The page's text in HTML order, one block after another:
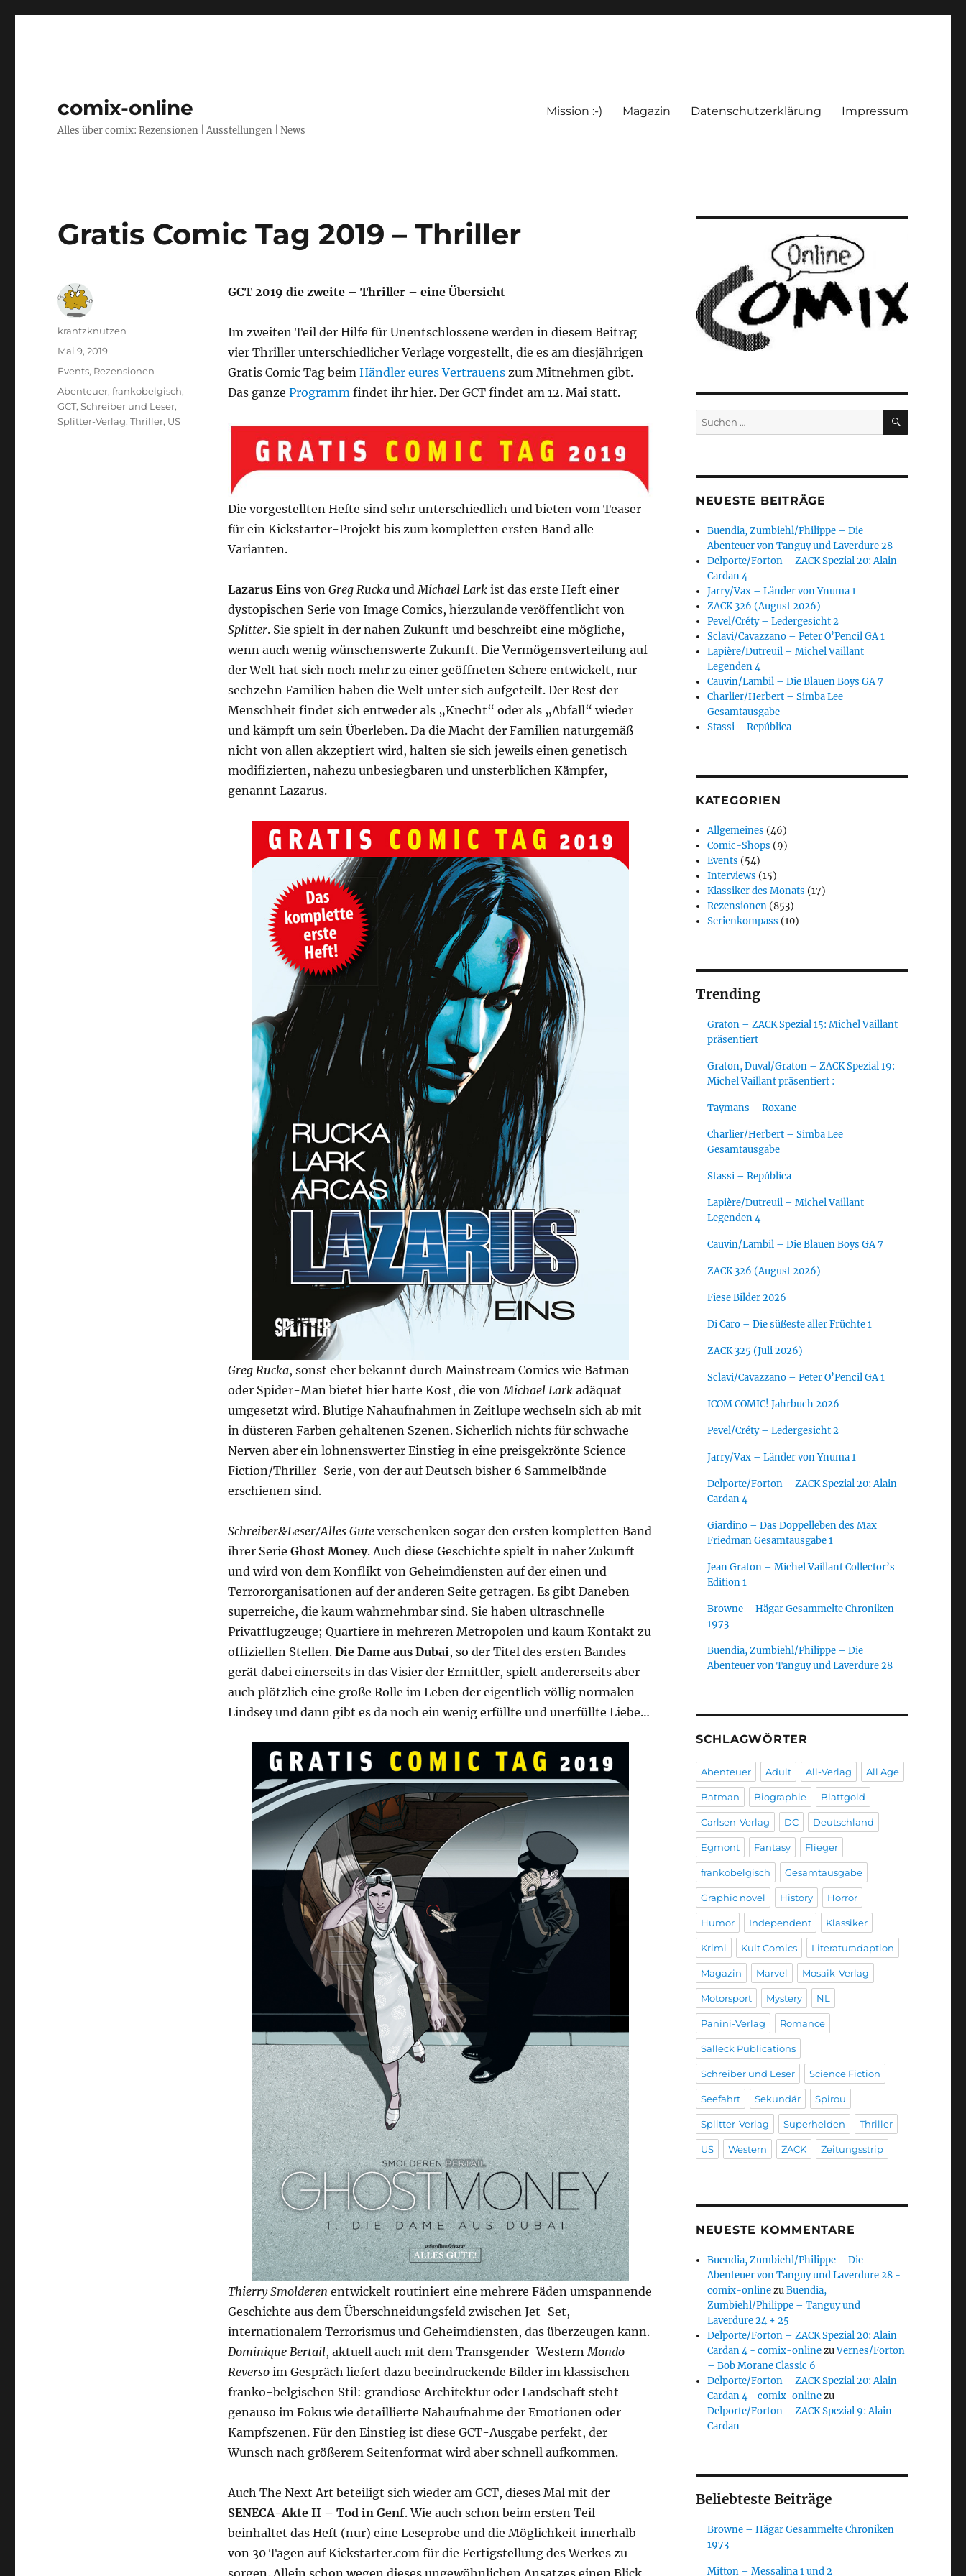
comix-online
Alles über comix: Rezensionen | Ausstellungen | News
Mission :-) Magazin Datenschutzerklärung Impressum
Gratis Comic Tag 2019 – Thriller
GCT 2019 die zweite – Thriller – eine Übersicht
Im zweiten Teil der Hilfe für Unentschlossene werden in diesem Beitrag
vier Thriller unterschiedlicher Verlage vorgestellt, die es am diesjährigen
Gratis Comic Tag beim Händler eures Vertrauenszum Mitnehmen gibt.
Das ganze Programmfindet ihr hier. Der GCT findet am 12. Mai statt.
Die vorgestellten Hefte sind sehr unterschiedlich und bieten vom Teaser
für ein Kickstarter-Projekt bis zum kompletten ersten Band alle
Varianten.
Lazarus Einsvon Greg RuckaundMichael Larkist das erste Heft einer
dystopischen Serie von Image Comics, hierzulande veröffentlicht von
Splitter. Sie spielt in der nahen Zukunft und beschreibt eine mögliche,
wenn auch wenig wünschenswerte Zukunft. Die Vermögensverteilung auf
der Welt hat sich noch mehr zu einer geöffneten Schere entwickelt, nur
sechzehn Familien haben die Welt unter sich aufgeteilt. Der Rest der
Menschheit findet sich entweder als „Knecht“ oder als „Abfall“ wieder
und kämpft um sein Überleben. Da die Macht der Familien naturgemäß
nicht von allen akzeptiert wird, halten sie sich jeweils einen genetisch
modifizierten, nahezu unbesiegbaren und unsterblichen Kämpfer,
genannt Lazarus.
Greg Rucka, sonst eher bekannt durch Mainstream Comics wie Batman
oder Spider-Man bietet hier harte Kost, die vonMichael Larkadäquat
umgesetzt wird. Blutige Nahaufnahmen in Zeitlupe wechseln sich ab mit
in düsteren Farben gehaltenen Szenen. Sicherlich nichts für schwache
Nerven aber ein lohnenswerter Einstieg in eine preisgekrönte Science
Fiction/Thriller-Serie, von der auf Deutsch bisher 6 Sammelbände
erschienen sind.
Schreiber&Leser/Alles Guteverschenken sogar den ersten kompletten Band
ihrer Serie Ghost Money. Auch diese Geschichte spielt in naher Zukunft
und wird von dem Konflikt von Geheimdiensten auf der einen und
Terrororganisationen auf der anderen Seite getragen. Es gibt Daneben
superreiche, die kaum wahrnehmbar sind. Sie haben ultraschnelle
Privatflugzeuge; Quartiere in mehreren Metropolen und kaum Kontakt zu
offiziellen Stellen. Die Dame aus Dubai, so der Titel des ersten Bandes
gerät dabei einerseits in das Visier der Ermittler, spielt andererseits aber
auch plötzlich eine große Rolle im Leben der eigentlich völlig normalen
Lindsey und dann gibt es da noch ein wenig erfüllte und unerfüllte Liebe…
Thierry Smolderen entwickelt routiniert eine mehrere Fäden umspannende
Geschichte aus dem Überschneidungsfeld zwischen Jet-Set,
internationalem Terrorismus und Geheimdiensten, das überzeugen kann.
Dominique Bertail, aktuell auch mit dem Transgender-WesternMondo
Reversoim Gespräch liefert dazu beeindruckende Bilder im klassischen
franko-belgischen Stil: grandiose Architektur oder Landschaft steht
genauso im Fokus wie detaillierte Nahaufnahme der Emotionen oder
Kampfszenen. Für den Einstieg ist diese GCT-Ausgabe perfekt, der
Wunsch nach größerem Seitenformat wird aber schnell aufkommen.
Auch The Next Art beteiligt sich wieder am GCT, dieses Mal mit der
SENECA-Akte II – Tod in Genf. Wie auch schon beim ersten Teil
beinhaltet das Heft (nur) eine Leseprobe und die Möglichkeit innerhalb
von 30 Tagen auf Kickstarter.com für die Fertigstellung des Werkes zu
sorgen. Allein schon wegen dieses ungewöhnlichen Ansatzes einen Blick
Autor
krantzknutzen
Veröffentlicht
Mai 9, 2019
Kategorien
Events, Rezensionen
Schlagwörter
Abenteuer,frankobelgisch,
GCT,Schreiber und Leser,
Splitter-Verlag,Thriller, US
Suchen
nach:
SUCHEN
NEUESTE BEITRÄGE
Buendia, Zumbiehl/Philippe – Die
Abenteuer von Tanguy und Laverdure 28
Delporte/Forton – ZACK Spezial 20: Alain
Cardan 4
Jarry/Vax – Länder von Ynuma 1
ZACK 326 (August 2026)
Pevel/Créty – Ledergesicht 2
Sclavi/Cavazzano – Peter O’Pencil GA 1
Lapière/Dutreuil – Michel Vaillant
Legenden 4
Cauvin/Lambil – Die Blauen Boys GA 7
Charlier/Herbert – Simba Lee
Gesamtausgabe
Stassi – República
KATEGORIEN
Allgemeines (46)
Comic-Shops (9)
Events (54)
Interviews (15)
Klassiker des Monats (17)
Rezensionen (853)
Serienkompass (10)
Trending
Graton – ZACK Spezial 15: Michel Vaillant
präsentiert
Graton, Duval/Graton – ZACK Spezial 19:
Michel Vaillant präsentiert :
Taymans – Roxane
Charlier/Herbert – Simba Lee
Gesamtausgabe
Stassi – República
Lapière/Dutreuil – Michel Vaillant
Legenden 4
Cauvin/Lambil – Die Blauen Boys GA 7
ZACK 326 (August 2026)
Fiese Bilder 2026
Di Caro – Die süßeste aller Früchte 1
ZACK 325 (Juli 2026)
Sclavi/Cavazzano – Peter O’Pencil GA 1
ICOM COMIC! Jahrbuch 2026
Pevel/Créty – Ledergesicht 2
Jarry/Vax – Länder von Ynuma 1
Delporte/Forton – ZACK Spezial 20: Alain
Cardan 4
Giardino – Das Doppelleben des Max
Friedman Gesamtausgabe 1
Jean Graton – Michel Vaillant Collector’s
Edition 1
Browne – Hägar Gesammelte Chroniken
1973
Buendia, Zumbiehl/Philippe – Die
Abenteuer von Tanguy und Laverdure 28
SCHLAGWÖRTER
Abenteuer Adult All-Verlag All Age
Batman Biographie Blattgold
Carlsen-Verlag DC Deutschland
Egmont Fantasy Flieger
frankobelgisch Gesamtausgabe
Graphic novel History Horror
Humor Independent Klassiker
Krimi Kult Comics Literaturadaption
Magazin Marvel Mosaik-Verlag
Motorsport Mystery NL
Panini-Verlag Romance
Salleck Publications
Schreiber und Leser Science Fiction
Seefahrt Sekundär Spirou
Splitter-Verlag Superhelden Thriller
US Western ZACK Zeitungsstrip
NEUESTE KOMMENTARE
Buendia, Zumbiehl/Philippe – Die
Abenteuer von Tanguy und Laverdure 28 -
comix-onlinezuBuendia,
Zumbiehl/Philippe – Tanguy und
Laverdure 24 + 25
Delporte/Forton – ZACK Spezial 20: Alain
Cardan 4 - comix-onlinezuVernes/Forton
– Bob Morane Classic 6
Delporte/Forton – ZACK Spezial 20: Alain
Cardan 4 - comix-onlinezu
Delporte/Forton – ZACK Spezial 9: Alain
Cardan
Beliebteste Beiträge
Browne – Hägar Gesammelte Chroniken
1973
Mitton – Messalina 1 und 2